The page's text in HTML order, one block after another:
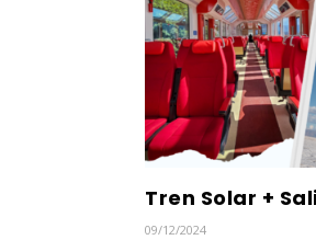
Tren Solar +
09/12/2024